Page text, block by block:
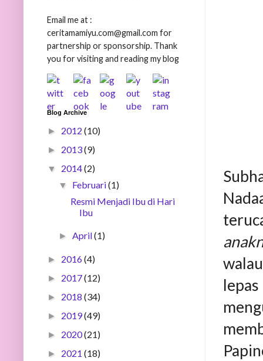
Email me at :
ceritamamiyu.com@gmail.com for
partnership or sponsorship. Thank
you for visiting and reading my blog
Blog Archive
► 2012 (10)
► 2013(9)
▼ 2014(2)
▼ Februari(1)
Resmi Menjadi Ibu di Hari
Ibu
►April(1)
► 2016(4)
► 2017(12)
► 2018 (34)
► 2019(49)
► 2020(21)
► 2021 (18)